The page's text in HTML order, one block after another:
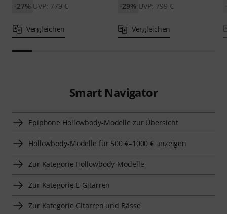
UVP: 779 €
-27%
Vergleichen
UVP: 799 €
-29%
Vergleichen
Smart Navigator
Epiphone Hollowbody-Modelle zur Übersicht
Hollowbody-Modelle für 500 €–1000 € anzeigen
Zur Kategorie Hollowbody-Modelle
Zur Kategorie E-Gitarren
Zur Kategorie Gitarren und Bässe